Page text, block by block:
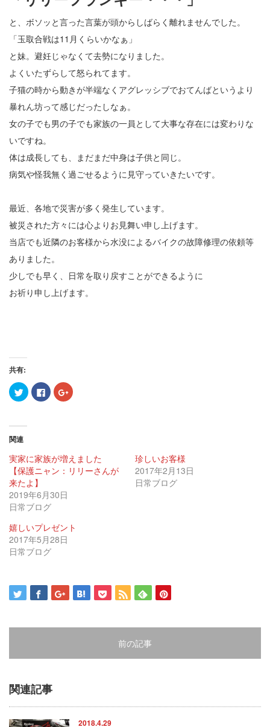
と、ボソッと言った言葉が頭からしばらく離れませんでした。
「玉取合戦は11月くらいかなぁ」
と妹。避妊じゃなくて去勢になりました。
よくいたずらして怒られてます。
子猫の時から動きが半端なくアグレッシブでおてんばというより
暴れん坊って感じだったしなぁ。
女の子でも男の子でも家族の一員として大事な存在には変わりな
いですね。
体は成長しても、まだまだ中身は子供と同じ。
病気や怪我無く過ごせるように見守っていきたいです。
最近、各地で災害が多く発生しています。
被災された方々には心よりお見舞い申し上げます。
当店でも近隣のお客様から水没によるバイクの故障修理の依頼等
ありました。
少しでも早く、日常を取り戻すことができるように
お祈り申し上げます。
共有:
ク
リ
て
有
(新
し
い
ウ
ィ
ン
ド
ウ
開
き
ま
す)
Facebook
で
リ
ッ
ク
し
く
だ
さ
い
し
い
ウ
ィ
ン
開
ま
ク
リ
有
(新
し
い
開
き
関連
実家に家族が増えました
【保護ニャン：リリーさんが
来たよ】
2019年6月30日
日常ブログ
珍しいお客様
2017年2月13日
日常ブログ
嬉しいプレゼント
2017年5月28日
日常ブログ
前の記事
関連記事
2018.4.29